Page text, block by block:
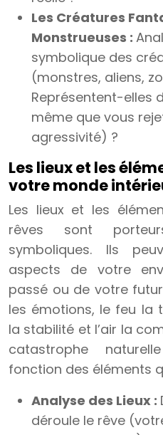
Les Créatures
Monstrueuses :
symbolique des
(monstres, aliens,
Représentent-elles
même que vous
agressivité) ?
Les lieux et les
votre monde
Les lieux et les
rêves sont
symboliques. Ils
aspects de votre
passé ou de votre
les émotions, le feu la
la stabilité et l’air la
catastrophe
fonction des éléments
Analyse des Lieux :
déroule le rêve